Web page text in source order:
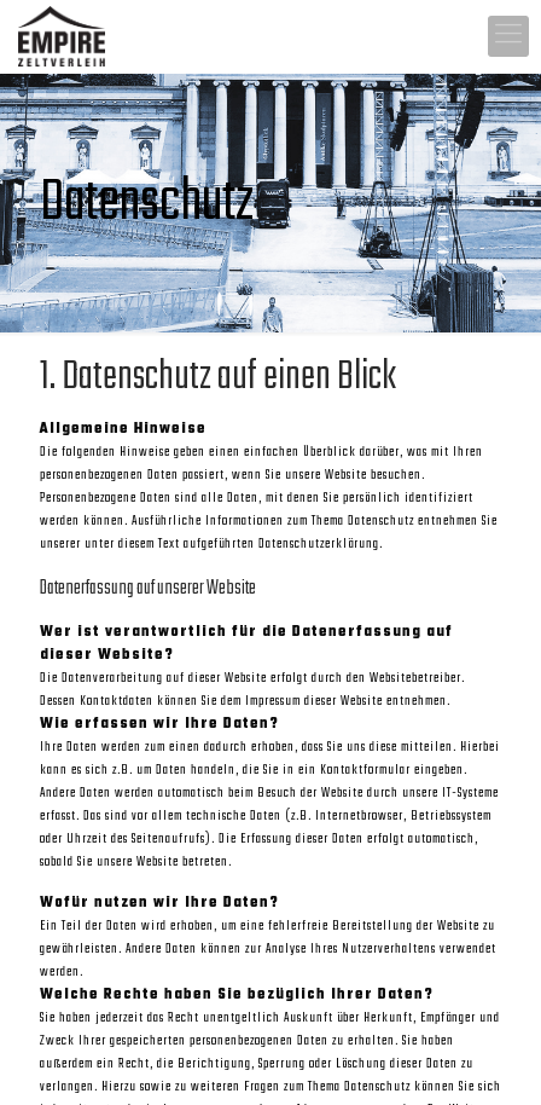
Datenschutz
1. Datenschutz auf einen Blick
Allgemeine Hinweise
Die folgenden Hinweise geben einen einfachen Überblick darüber, was mit Ihren
personenbezogenen Daten passiert, wenn Sie unsere Website besuchen.
Personenbezogene Daten sind alle Daten, mit denen Sie persönlich identifiziert
werden können. Ausführliche Informationen zum Thema Datenschutz entnehmen Sie
unserer unter diesem Text aufgeführten Datenschutzerklärung.
Datenerfassung auf unserer Website
Wer ist verantwortlich für die Datenerfassung auf
dieser Website?
Die Datenverarbeitung auf dieser Website erfolgt durch den Websitebetreiber.
Dessen Kontaktdaten können Sie dem Impressum dieser Website entnehmen.
Wie erfassen wir Ihre Daten?
Ihre Daten werden zum einen dadurch erhoben, dass Sie uns diese mitteilen. Hierbei
kann es sich z.B. um Daten handeln, die Sie in ein Kontaktformular eingeben.
Andere Daten werden automatisch beim Besuch der Website durch unsere IT-Systeme
erfasst. Das sind vor allem technische Daten (z.B. Internetbrowser, Betriebssystem
oder Uhrzeit des Seitenaufrufs). Die Erfassung dieser Daten erfolgt automatisch,
sobald Sie unsere Website betreten.
Wofür nutzen wir Ihre Daten?
Ein Teil der Daten wird erhoben, um eine fehlerfreie Bereitstellung der Website zu
gewährleisten. Andere Daten können zur Analyse Ihres Nutzerverhaltens verwendet
werden.
Welche Rechte haben Sie bezüglich Ihrer Daten?
Sie haben jederzeit das Recht unentgeltlich Auskunft über Herkunft, Empfänger und
Zweck Ihrer gespeicherten personenbezogenen Daten zu erhalten. Sie haben
außerdem ein Recht, die Berichtigung, Sperrung oder Löschung dieser Daten zu
verlangen. Hierzu sowie zu weiteren Fragen zum Thema Datenschutz können Sie sich